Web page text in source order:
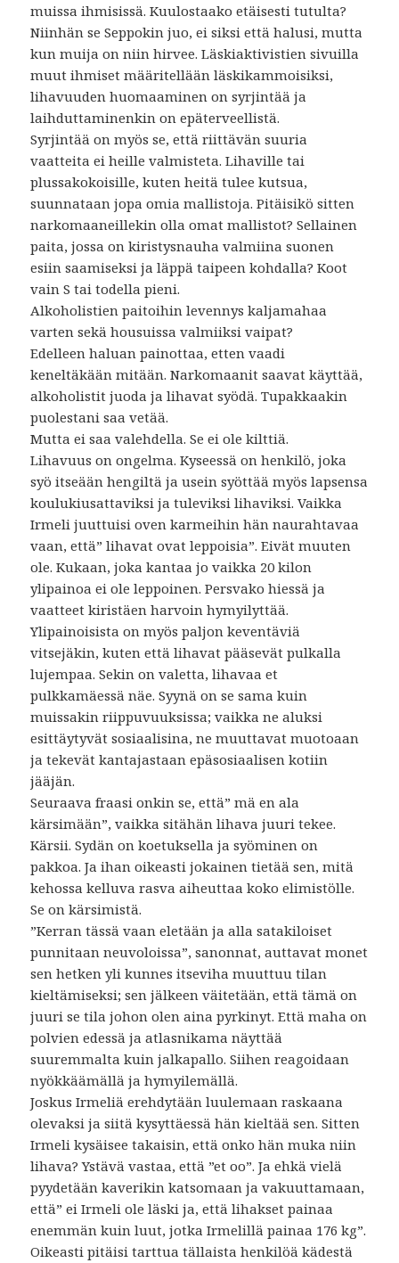
muissa ihmisissä. Kuulostaako etäisesti tutulta?
Niinhän se Seppokin juo, ei siksi että halusi, mutta
kun muija on niin hirvee. Läskiaktivistien sivuilla
muut ihmiset määritellään läskikammoisiksi,
lihavuuden huomaaminen on syrjintää ja
laihduttaminenkin on epäterveellistä.
Syrjintää on myös se, että riittävän suuria
vaatteita ei heille valmisteta. Lihaville tai
plussakokoisille, kuten heitä tulee kutsua,
suunnataan jopa omia mallistoja. Pitäisikö sitten
narkomaaneillekin olla omat mallistot? Sellainen
paita, jossa on kiristysnauha valmiina suonen
esiin saamiseksi ja läppä taipeen kohdalla? Koot
vain S tai todella pieni.
Alkoholistien paitoihin levennys kaljamahaa
varten sekä housuissa valmiiksi vaipat?
Edelleen haluan painottaa, etten vaadi
keneltäkään mitään. Narkomaanit saavat käyttää,
alkoholistit juoda ja lihavat syödä. Tupakkaakin
puolestani saa vetää.
Mutta ei saa valehdella. Se ei ole kilttiä.
Lihavuus on ongelma. Kyseessä on henkilö, joka
syö itseään hengiltä ja usein syöttää myös lapsensa
koulukiusattaviksi ja tuleviksi lihaviksi. Vaikka
Irmeli juuttuisi oven karmeihin hän naurahtavaa
vaan, että” lihavat ovat leppoisia”. Eivät muuten
ole. Kukaan, joka kantaa jo vaikka 20 kilon
ylipainoa ei ole leppoinen. Persvako hiessä ja
vaatteet kiristäen harvoin hymyilyttää.
Ylipainoisista on myös paljon keventäviä
vitsejäkin, kuten että lihavat pääsevät pulkalla
lujempaa. Sekin on valetta, lihavaa et
pulkkamäessä näe. Syynä on se sama kuin
muissakin riippuvuuksissa; vaikka ne aluksi
esittäytyvät sosiaalisina, ne muuttavat muotoaan
ja tekevät kantajastaan epäsosiaalisen kotiin
jääjän.
Seuraava fraasi onkin se, että” mä en ala
kärsimään”, vaikka sitähän lihava juuri tekee.
Kärsii. Sydän on koetuksella ja syöminen on
pakkoa. Ja ihan oikeasti jokainen tietää sen, mitä
kehossa kelluva rasva aiheuttaa koko elimistölle.
Se on kärsimistä.
”Kerran tässä vaan eletään ja alla satakiloiset
punnitaan neuvoloissa”, sanonnat, auttavat monet
sen hetken yli kunnes itseviha muuttuu tilan
kieltämiseksi; sen jälkeen väitetään, että tämä on
juuri se tila johon olen aina pyrkinyt. Että maha on
polvien edessä ja atlasnikama näyttää
suuremmalta kuin jalkapallo. Siihen reagoidaan
nyökkäämällä ja hymyilemällä.
Joskus Irmeliä erehdytään luulemaan raskaana
olevaksi ja siitä kysyttäessä hän kieltää sen. Sitten
Irmeli kysäisee takaisin, että onko hän muka niin
lihava? Ystävä vastaa, että ”et oo”. Ja ehkä vielä
pyydetään kaverikin katsomaan ja vakuuttamaan,
että” ei Irmeli ole läski ja, että lihakset painaa
enemmän kuin luut, jotka Irmelillä painaa 176 kg”.
Oikeasti pitäisi tarttua tällaista henkilöä kädestä